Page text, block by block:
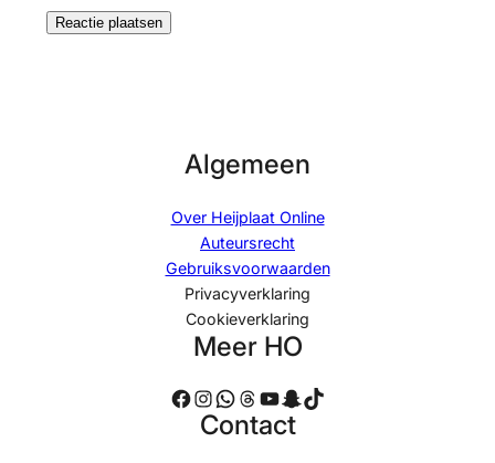
Algemeen
Over Heijplaat Online
Auteursrecht
Gebruiksvoorwaarden
Privacyverklaring
Cookieverklaring
Meer HO
Facebook Instagram WhatsApp Threads YouTube Snapchat TikTok
Contact